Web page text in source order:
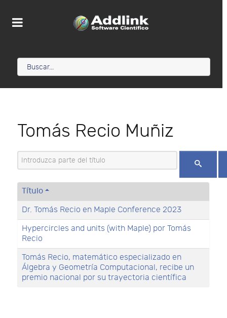
Tomás Recio Muñiz
Introduzca parte del título
Título
Dr. Tomás Recio en Maple Conference 2023
Hypercircles and units (with Maple) por Tomás
Recio
Tomás Recio, matemático especializado en
Álgebra y Geometría Computacional, recibe un
premio nacional por su trayectoria científica